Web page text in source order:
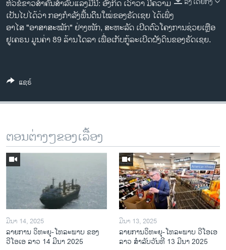
ສຽງ
ລາຍການກະຈາຍສຽງ
ຕິດຕາມພວກເຮົາ ທີ່
ພາສາຕ່າງໆ
ຫົວຂໍ້ຂ່າວສຳຄັນສຳລັບແລງມື້ນີ້: ອັງກິດ ເວົ້າວ່າ ມີຄວາມ
ເປັນໄປໄດ້ວ່າ ກອງກຳລັງພື້ນດິິນໃໝ່ຂອງຣັດເຊຍ ໄດ້ເພິ່ງ
ອາໄສ "ອາສາສະໝັກ" ຢ່າງໜັກ, ສະຫະລັດ ເປີດຕົວໂຄງການຊ່ວຍເຫຼືອ
ຢູເຄຣນ ມູນຄ່າ 89 ລ້ານໂດລາ ເພື່ອເກັບກູ້ລະເບີດຝັງດິນຂອງຣັດເຊຍ.
ແຊຣ໌
ຕອນຕ່າງໆຂອງເລື້ອງ
ມີນາ 14, 2025
ລາຍການ ວິທະຍຸ-ໂທລະພາບ ຂອງ
ວີໂອເອ ລາວ 14 ມີນາ 2025
ມີນາ 13, 2025
ລາຍການວິ​ທະ​ຍຸ-ໂທ​ລະ​ພາບ ວີໂອເອ
ລາວ ສຳ​ລັບ​ວັນ​ທີ 13 ມີ​ນາ 2025